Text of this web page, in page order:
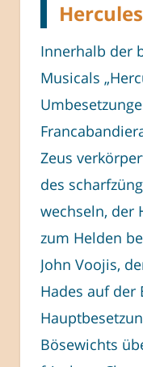
Innerhalb der
Musicals
Zeus
des
wechseln, der
zum Helden
John Voojis,
Hades auf der
Bösewichts